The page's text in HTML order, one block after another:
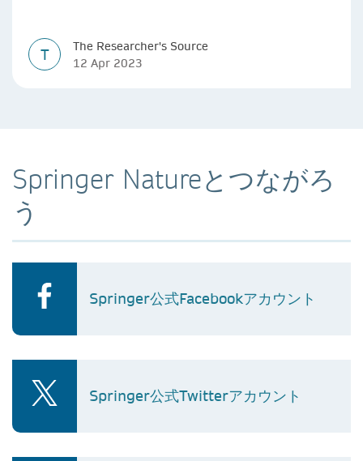
T
The Researcher's Source
12 Apr 2023
Springer Natureとつながろ
う
Springer公式Facebookアカウント
Springer公式Twitterアカウント